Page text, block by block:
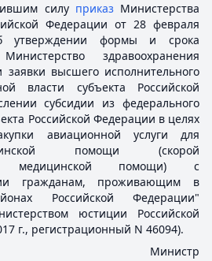
силу приказМинистерства
Федерации от 28 февраля
формы и срока
здравоохранения
заявки высшего исполнительного
власти субъекта Российской
субсидии из федерального
Российской Федерации в целях
авиационной услуги для
помощи (скорой
медицинской помощи) с
гражданам, проживающим в
Российской Федерации"
юстиции Российской
г., регистрационный N 46094).
Министр